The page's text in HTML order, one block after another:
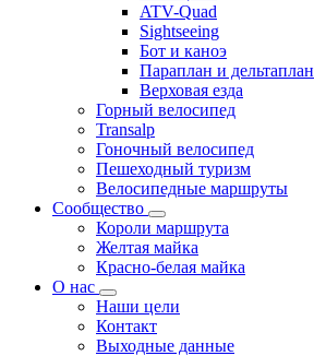
ATV-Quad
Sightseeing
Бот и каноэ
Параплан и дельтаплан
Верховая езда
Горный велосипед
Transalp
Гоночный велосипед
Пешеходный туризм
Велосипедные маршруты
Сообщество
Короли маршрута
Желтая майка
Красно-белая майка
О нас
Наши цели
Контакт
Выходные данные